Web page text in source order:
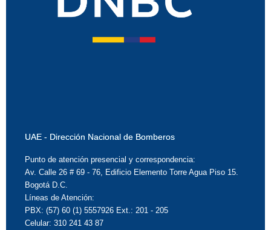
UAE - Dirección Nacional de Bomberos
Punto de atención presencial y correspondencia:
Av. Calle 26 # 69 - 76, Edificio Elemento Torre Agua Piso 15.
Bogotá D.C.
Líneas de Atención:
PBX: (57) 60 (1) 5557926 Ext.: 201 - 205
Celular: 310 241 43 87